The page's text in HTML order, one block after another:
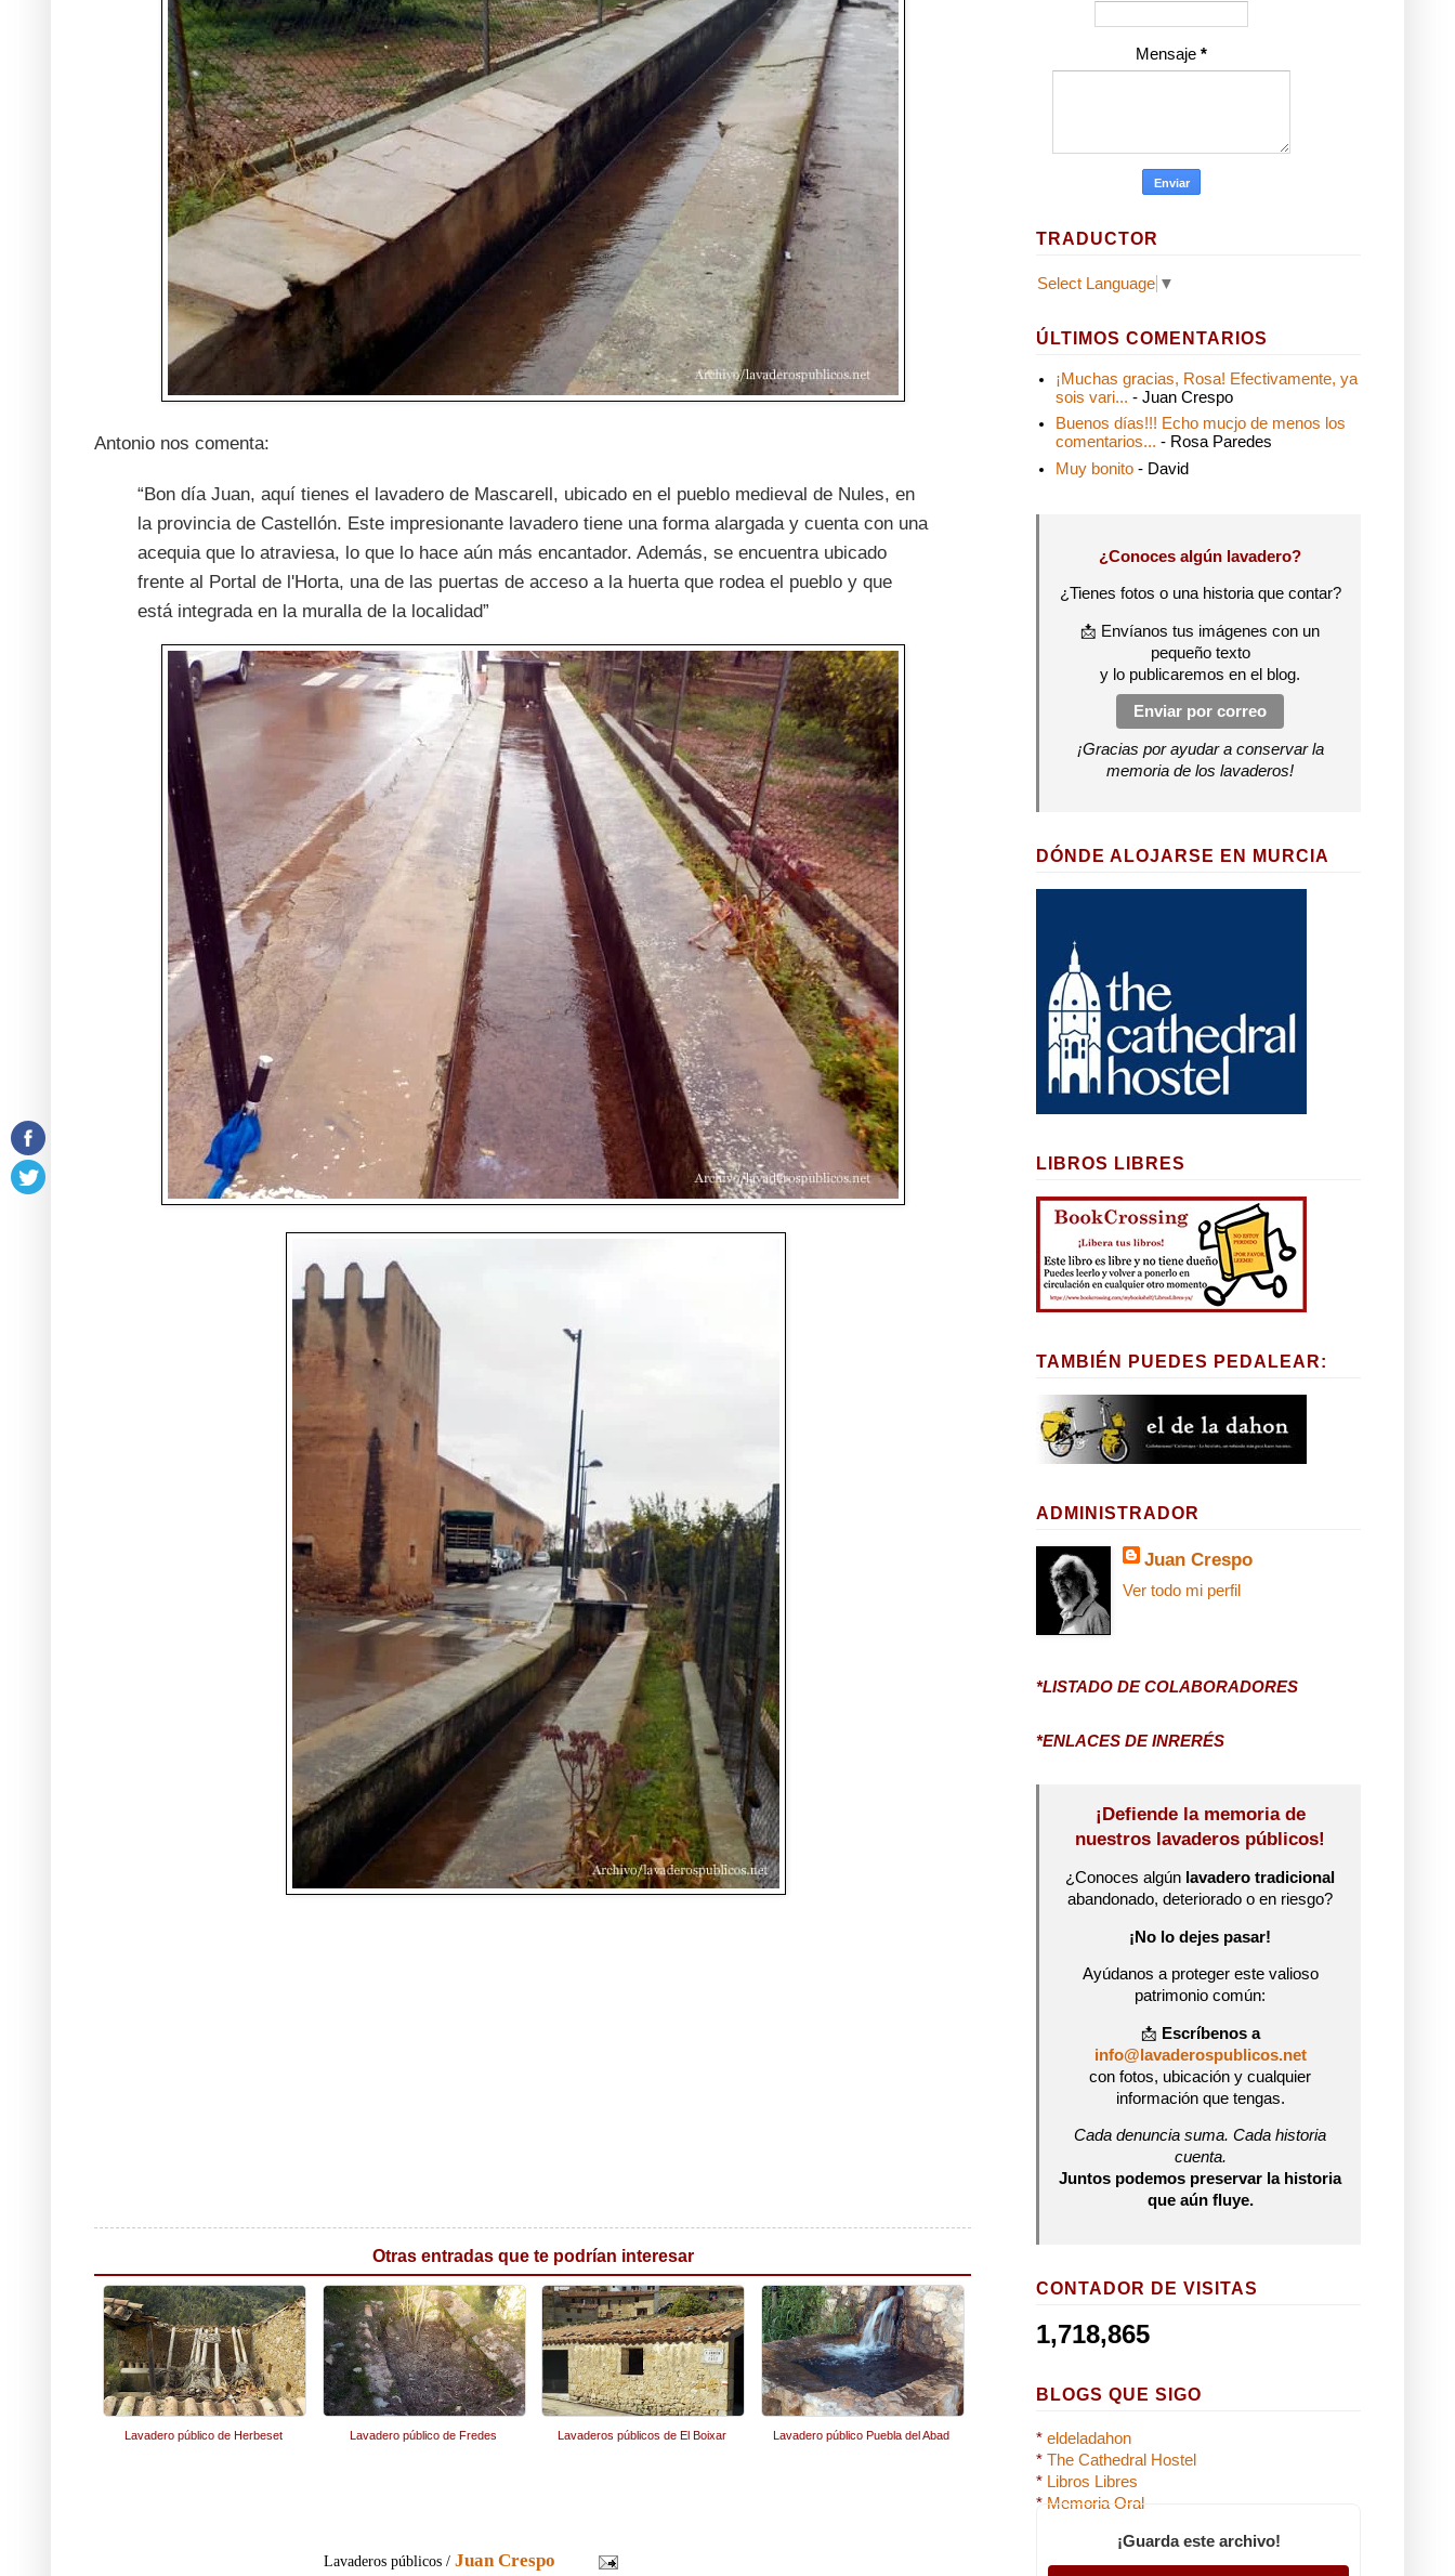
Antonio nos comenta:
“Bon día Juan, aquí tienes el lavadero de Mascarell, ubicado en el pueblo medieval de Nules, en
la provincia de Castellón. Este impresionante lavadero tiene una forma alargada y cuenta con una
acequia que lo atraviesa, lo que lo hace aún más encantador. Además, se encuentra ubicado
frente al Portal de l'Horta, una de las puertas de acceso a la huerta que rodea el pueblo y que
está integrada en la muralla de la localidad”
Otras entradas que te podrían interesar
Lavadero público de Herbeset Lavadero público de Fredes Lavaderos públicos de El Boixar Lavadero público Puebla del Abad
Lavaderos públicos /Juan Crespo
Mensaje *
TRADUCTOR
Select Language ▼
ÚLTIMOS COMENTARIOS
¡Muchas gracias, Rosa! Efectivamente, ya
sois vari... - Juan Crespo
Buenos días!!! Echo mucjo de menos los
comentarios... - Rosa Paredes
Muy bonito - David
¿Conoces algún lavadero?
¿Tienes fotos o una historia que contar?
📩 Envíanos tus imágenes con un
pequeño texto
y lo publicaremos en el blog.
Enviar por correo
¡Gracias por ayudar a conservar la
memoria de los lavaderos!
DÓNDE ALOJARSE EN MURCIA
LIBROS LIBRES
TAMBIÉN PUEDES PEDALEAR:
ADMINISTRADOR
Juan Crespo
Ver todo mi perfil
*LISTADO DE COLABORADORES
*ENLACES DE INRERÉS
¡Defiende la memoria de
nuestros lavaderos públicos!
¿Conoces algún lavadero tradicional
abandonado, deteriorado o en riesgo?
¡No lo dejes pasar!
Ayúdanos a proteger este valioso
patrimonio común:
📩 Escríbenos a
info@lavaderospublicos.net
con fotos, ubicación y cualquier
información que tengas.
Cada denuncia suma. Cada historia
cuenta.
Juntos podemos preservar la historia
que aún fluye.
CONTADOR DE VISITAS
1,718,865
BLOGS QUE SIGO
* eldeladahon
* The Cathedral Hostel
* Libros Libres
* Memoria Oral
¡Guarda este archivo!